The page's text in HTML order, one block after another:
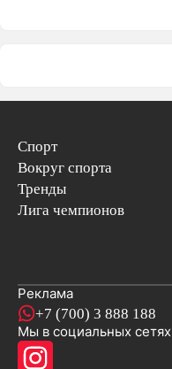
Спорт
Вокруг спорта
Тренды
Лига чемпионов
Реклама
+7 (700) 3 888 188
Мы в социальных сетях